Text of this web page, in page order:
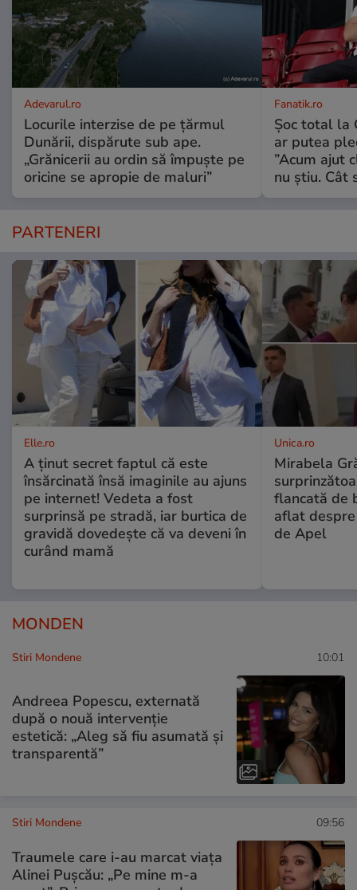
Adevarul.ro
Locurile interzise de pe țărmul
Dunării, dispărute sub ape.
„Grănicerii au ordin să împuște pe
oricine se apropie de maluri”
Fanatik.ro
Șoc total la
ar putea
”Acum ajut
nu știu. Cât
PARTENERI
Elle.ro
A ținut secret faptul că este
însărcinată însă imaginile au ajuns
pe internet! Vedeta a fost
surprinsă pe stradă, iar burtica de
gravidă dovedește că va deveni în
curând mamă
Unica.ro
Mirabela
flancată de
aflat
de Apel
MONDEN
Stiri Mondene 10:01
Andreea Popescu, externată
după o nouă intervenție
estetică: „Aleg să fiu asumată și
transparentă”
Stiri Mondene 09:56
Traumele care i-au marcat viața
Alinei Pușcău: „Pe mine m-a